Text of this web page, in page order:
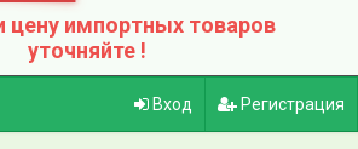
цену импортных товаров
уточняйте !
Вход Регистрация